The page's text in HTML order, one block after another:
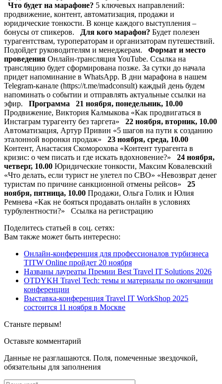
Что будет на марафоне? 5 ключевых направлений:
продвижение, контент, автоматизация, продажи и
юридические тонкости. В конце каждого выступления –
бонусы от спикеров.
Для кого марафон? Будет полезен
турагентствам, туроператорам и организаторам путешествий.
Подойдет руководителям и менеджерам. Формат и место
проведения Онлайн-трансляция YouTube. Ссылка на
трансляцию будет сформирована позже. За сутки до начала
придет напоминание в WhatsApp. В дни марафона в нашем
Telegram-канале (https://t.me/madconsult) каждый день будем
напоминать о событии и отправлять актуальные ссылки на
эфир. Программа
21 ноября, понедельник, 10.00
Продвижение, Виктория Калмыкова «Как продвигаться в
Инстаграм турагенту без таргета» 22 ноября, вторник, 10.00
Автоматизация, Артур Привин «5 шагов на пути к созданию
эталонной воронки продаж» 23 ноября, среда, 10.00
Контент, Анастасия Скоморохова «Контент турагента в
кризис: о чем писать и где искать вдохновение?» 24 ноября,
четверг, 10.00 Юридические тонкости, Максим Ковалевский
«Что делать, если турист не улетел по СВО» «Невозврат денег
туристам по причине санкционной отмены рейсов» 25
ноября, пятница, 10.00 Продажи, Ольга Голик и Юлия
Ремнева «Как не бояться продавать онлайн в условиях
турбулентности?» Ссылка на регистрацию
Поделитесь статьей в соц. сетях:
Вам также может быть интересно:
Онлайн-конференция для профессионалов турбизнеса
TITW Online пройдет 20 ноября
Названы лауреаты Премии Best Travel IT Solutions 2026
OTDYKH Travel Tech: темы и материалы по окончании
конференции
Выставка-конференция Travel IT WorkShop 2025
состоится 11 ноября в Москве
Станьте первым!
Оставьте комментарий
Данные не разглашаются. Поля, помеченные звездочкой,
обязательны для заполнения